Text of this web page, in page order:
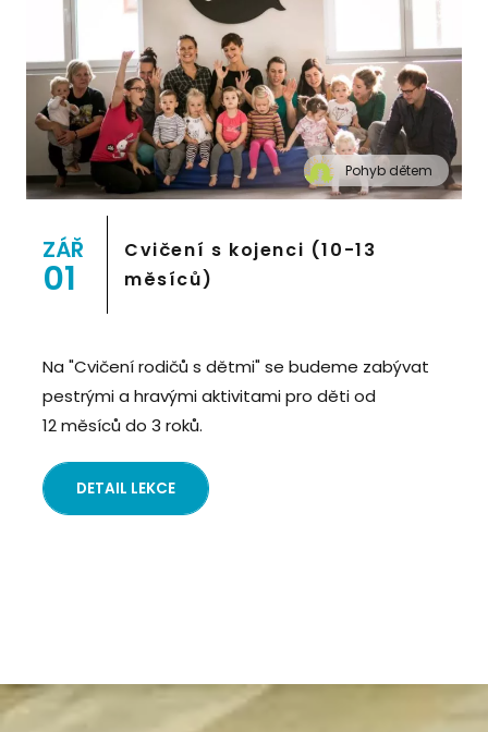
" alt="Cvičení pro děti "Pohyb dětem", Praha 2,
Prostor 8">
Pohyb dětem
ZÁŘ
01
Cvičení s kojenci (10-13
měsíců)
Na "Cvičení rodičů s dětmi" se budeme zabývat
pestrými a hravými aktivitami pro děti od
12 měsíců do 3 roků.
DETAIL LEKCE